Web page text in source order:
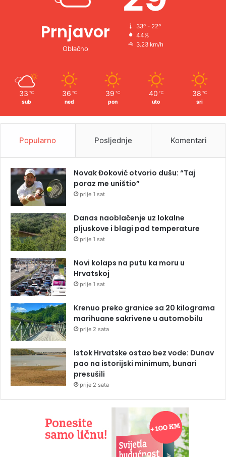
Prnjavor
Oblačno
33º - 22º
44%
3.23 km/h
33 ℃
sub
36 ℃
ned
39 ℃
pon
40 ℃
uto
38 ℃
sri
Popularno Posljednje Komentari
Novak Đoković otvorio dušu: “Taj
poraz me uništio”
prije 1 sat
Danas naoblačenje uz lokalne
pljuskove i blagi pad temperature
prije 1 sat
Novi kolaps na putu ka moru u
Hrvatskoj
prije 1 sat
Krenuo preko granice sa 20 kilograma
marihuane sakrivene u automobilu
prije 2 sata
Istok Hrvatske ostao bez vode: Dunav
pao na istorijski minimum, bunari
presušili
prije 2 sata